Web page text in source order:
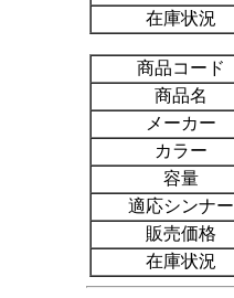
在庫状況
商品コード
商品名
メーカー
カラー
容量
適応シンナー
販売価格
在庫状況